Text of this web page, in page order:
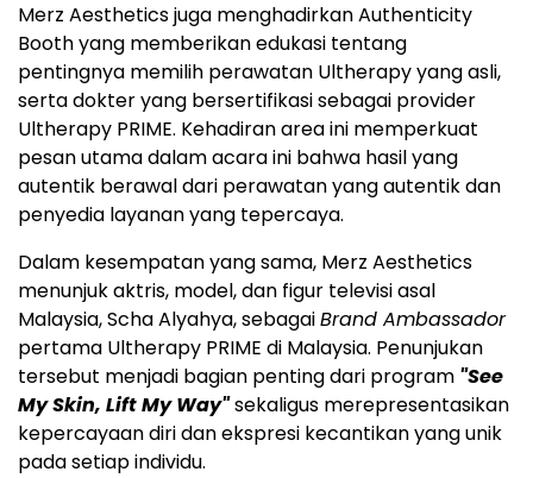
Merz Aesthetics juga menghadirkan Authenticity
Booth yang memberikan edukasi tentang
pentingnya memilih perawatan Ultherapy yang asli,
serta dokter yang bersertifikasi sebagai provider
Ultherapy PRIME. Kehadiran area ini memperkuat
pesan utama dalam acara ini bahwa hasil yang
autentik berawal dari perawatan yang autentik dan
penyedia layanan yang tepercaya.
Dalam kesempatan yang sama, Merz Aesthetics
menunjuk aktris, model, dan figur televisi asal
Malaysia, Scha Alyahya, sebagaiBrand Ambassador
pertama Ultherapy PRIME di Malaysia. Penunjukan
tersebut menjadi bagian penting dari program "See
My Skin, Lift My Way"sekaligus merepresentasikan
kepercayaan diri dan ekspresi kecantikan yang unik
pada setiap individu.